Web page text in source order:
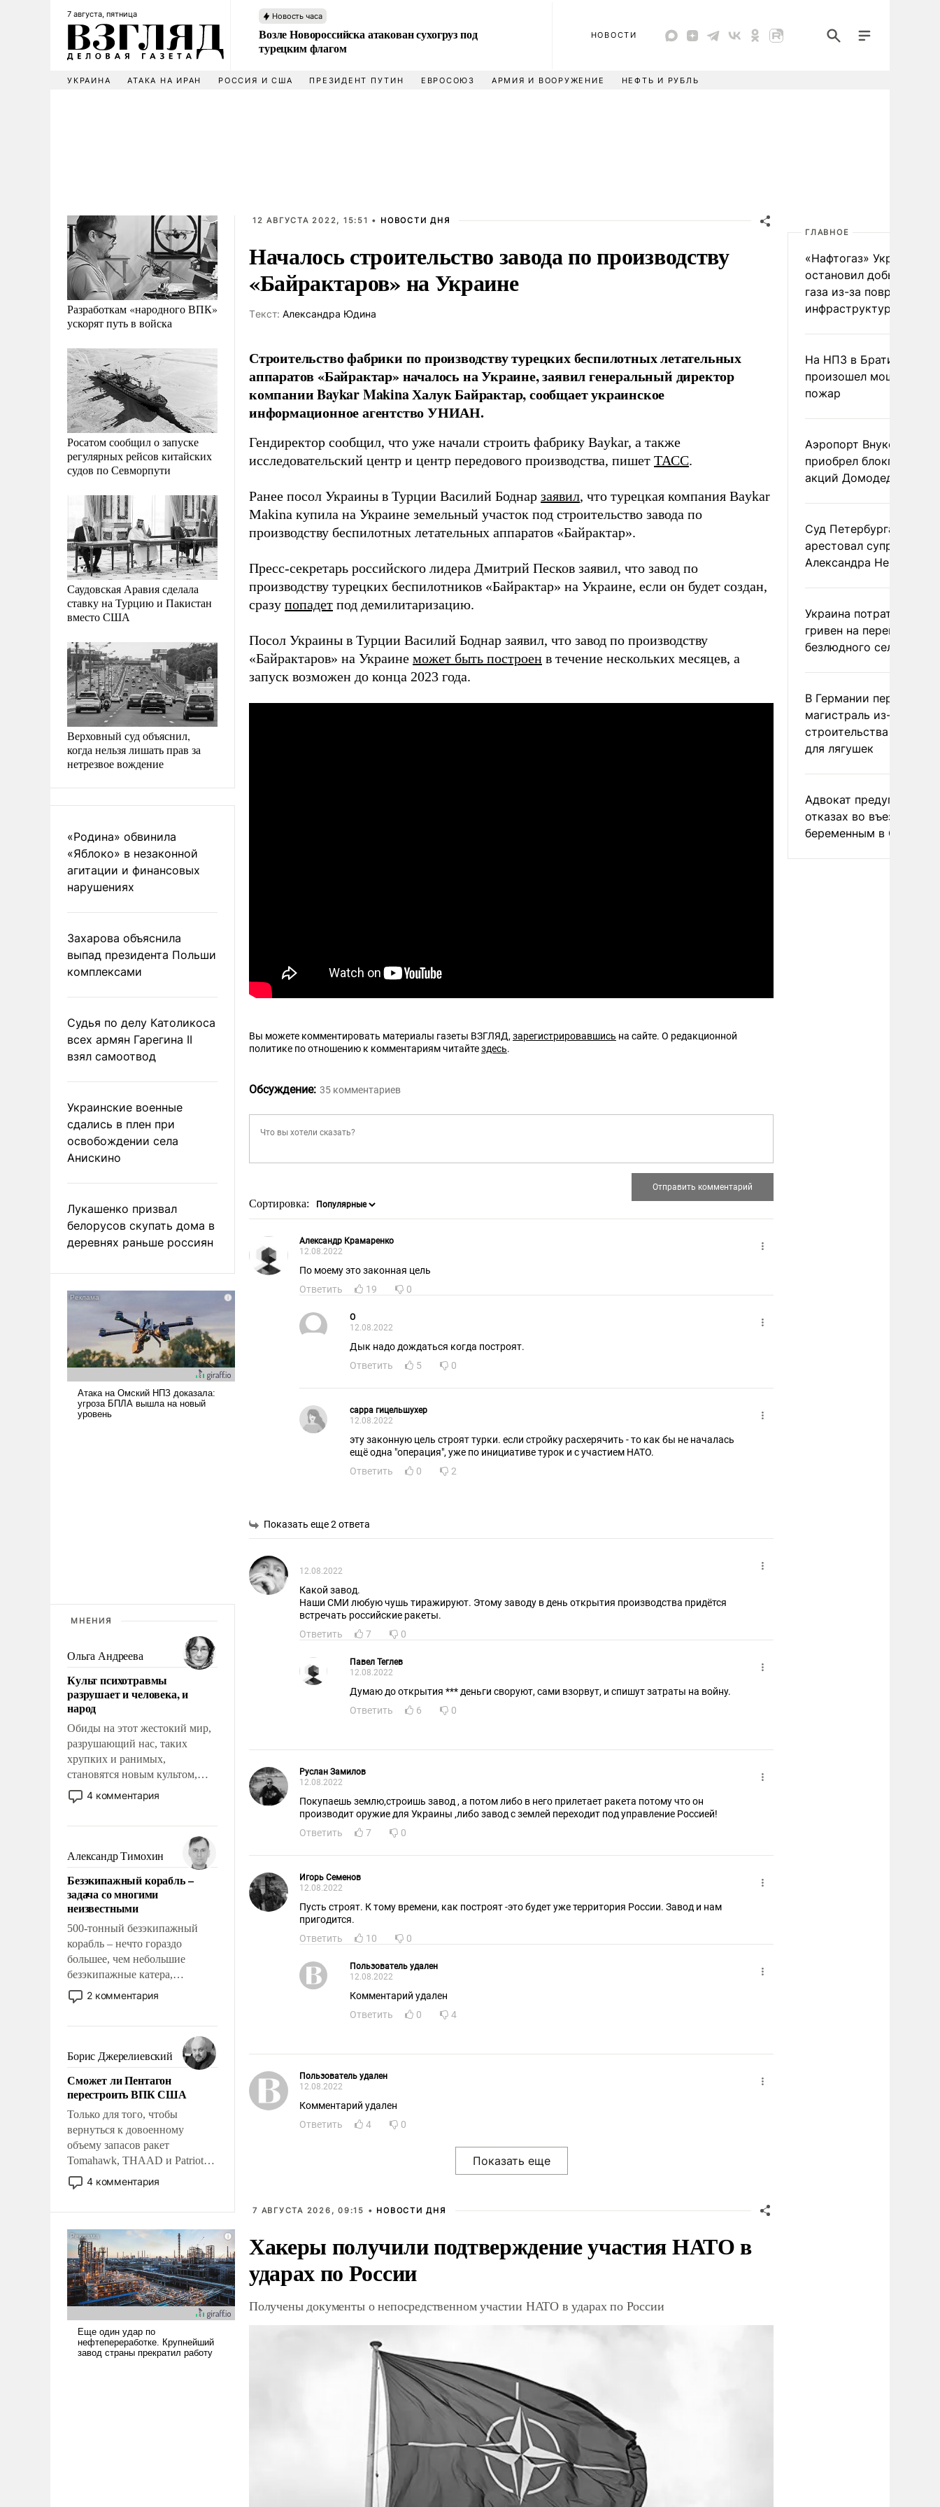
7 августа, пятница Новость часа
Возле Новороссийска атакован сухогруз под
турецким флагом
НОВОСТИ
УКРАИНА АТАКА НА ИРАН РОССИЯ И США ПРЕЗИДЕНТ ПУТИН ЕВРОСОЮЗ АРМИЯ И ВООРУЖЕНИЕ НЕФТЬ И РУБЛЬ
Разработкам «народного ВПК»
ускорят путь в войска
Росатом сообщил о запуске
регулярных рейсов китайских
судов по Севморпути
Саудовская Аравия сделала
ставку на Турцию и Пакистан
вместо США
Верховный суд объяснил,
когда нельзя лишать прав за
нетрезвое вождение
«Родина» обвинила
«Яблоко» в незаконной
агитации и финансовых
нарушениях
Захарова объяснила
выпад президента Польши
комплексами
Судья по делу Католикоса
всех армян Гарегина II
взял самоотвод
Украинские военные
сдались в плен при
освобождении села
Анискино
Лукашенко призвал
белорусов скупать дома в
деревнях раньше россиян
МНЕНИЯ
Ольга Андреева
Культ психотравмы
разрушает и человека, и
народ
Обиды на этот жестокий мир,
разрушающий нас, таких
хрупких и ранимых,
становятся новым культом,
постепенно вытесняя и
отменяя традиционное
мужественным и твердым под
ударами судьбы, брать на себя
ответственность, помогать
слабым, идти вперед и
адаптироваться.
4 комментария
Александр Тимохин
Безэкипажный корабль –
задача со многими
неизвестными
500-тонный безэкипажный
корабль – нечто гораздо
большее, чем небольшие
безэкипажные катера,
применение которых уже
стало обыденностью. Задача по
сложна и амбициозна. Однако
и ее реализация радикально
поднимет наши боевые
возможности.
2 комментария
Борис Джерелиевский
Сможет ли Пентагон
перестроить ВПК США
Только для того, чтобы
вернуться к довоенному
объему запасов ракет
Tomahawk, THAAD и Patriot
США потребуется более трех
лет. Даже небольшая война с
Сложившаяся ситуация
означает многолетний период
уязвимости США, например,
перед Китаем.
4 комментария
12 АВГУСТА 2022, 15:51 • НОВОСТИ ДНЯ
Началось строительство завода по производству
«Байрактаров» на Украине
Tекст: Александра Юдина
Строительство фабрики по производству турецких беспилотных летательных
аппаратов «Байрактар» началось на Украине, заявил генеральный директор
компании Baykar Makina Халук Байрактар, сообщает украинское
информационное агентство УНИАН.
Гендиректор сообщил, что уже начали строить фабрику Baykar, а также
исследовательский центр и центр передового производства, пишет ТАСС.
Ранее посол Украины в Турции Василий Боднар заявил, что турецкая компания Baykar
Makina купила на Украине земельный участок под строительство завода по
производству беспилотных летательных аппаратов «Байрактар».
Пресс-секретарь российского лидера Дмитрий Песков заявил, что завод по
производству турецких беспилотников «Байрактар» на Украине, если он будет создан,
сразу попадет под демилитаризацию.
Посол Украины в Турции Василий Боднар заявил, что завод по производству
«Байрактаров» на Украине может быть построен в течение нескольких месяцев, а
запуск возможен до конца 2023 года.
Вы можете комментировать материалы газеты ВЗГЛЯД, зарегистрировавшись на сайте. О редакционной
политике по отношению к комментариям читайтездесь.
Обсуждение: 35 комментариев
Сортировка:
Александр Крамаренко
12.08.2022
По моему это законная цель
Ответить
19 0
О
12.08.2022
Дык надо дождаться когда построят.
Ответить
5 0
cарра гицельшухер
12.08.2022
эту законную цель строят турки. если стройку расхерячить - то как бы не началась
ещё одна "операция", уже по инициативе турок и с участием НАТО.
Ответить
0 2
Показать еще 2 ответа
12.08.2022
Какой завод.
Наши СМИ любую чушь тиражируют. Этому заводу в день открытия производства придётся
встречать российские ракеты.
Ответить
7 0
Павел Теглев
12.08.2022
Думаю до открытия *** деньги своруют, сами взорвут, и спишут затраты на войну.
Ответить
6 0
Руслан Замилов
12.08.2022
Покупаешь землю,строишь завод , а потом либо в него прилетает ракета потому что он
производит оружие для Украины ,либо завод с землей переходит под управление Россией!
Ответить
7 0
Игорь Семенов
12.08.2022
Пусть строят. К тому времени, как построят -это будет уже территория России. Завод и нам
пригодится.
Ответить
10 0
Пользователь удален
12.08.2022
Комментарий удален
Ответить
0 4
Пользователь удален
12.08.2022
Комментарий удален
Ответить
4 0
7 АВГУСТА 2026, 09:15 • НОВОСТИ ДНЯ
Хакеры получили подтверждение участия НАТО в
ударах по России
Получены документы о непосредственном участии НАТО в ударах по России
ГЛАВНОЕ
«Нафтогаз» Украины
остановил добычу
газа из-за повреждения
инфраструктуры
На НПЗ в Братиславе
произошел мощный
пожар
Аэропорт Внуково
приобрел блокпакет
акций Домодедово
Суд Петербурга заочно
арестовал супругу
Александра Невзорова
Украина потратила 1
гривен на
безлюдного села
В Германии перекрыли
магистраль из-за
строительства
для лягушек
Адвокат предупредил
отказах во въезде
беременным в США